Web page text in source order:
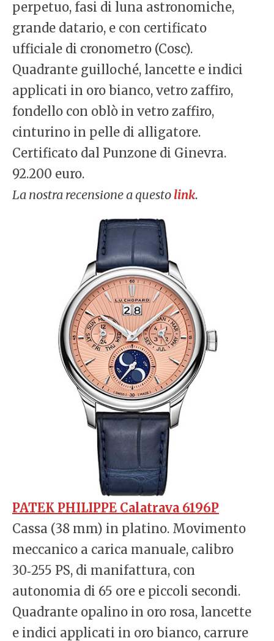
perpetuo, fasi di luna astronomiche,
grande datario, e con certificato
ufficiale di cronometro (Cosc).
Quadrante guilloché, lancette e indici
applicati in oro bianco, vetro zaffiro,
fondello con oblò in vetro zaffiro,
cinturino in pelle di alligatore.
Certificato dal Punzone di Ginevra.
92.200 euro.
La nostra recensione a questo link.
PATEK PHILIPPE Calatrava 6196P
Cassa (38 mm) in platino. Movimento
meccanico a carica manuale, calibro
30‑255 PS, di manifattura, con
autonomia di 65 ore e piccoli secondi.
Quadrante opalino in oro rosa, lancette
e indici applicati in oro bianco, carrure